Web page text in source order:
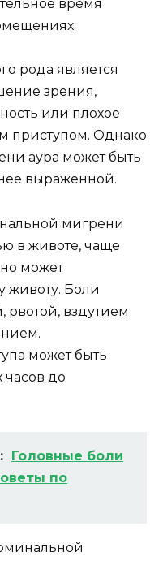
время
рода является
зрения,
или плохое
приступом. Однако
аура может быть
выраженной.
мигрени
в животе, чаще
может
животу. Боли
рвотой, вздутием
может быть
часов до
Головные боли
по